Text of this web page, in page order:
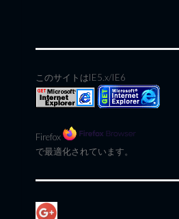
このサイトはIE5.x/IE6
Firefox
で最適化されています。